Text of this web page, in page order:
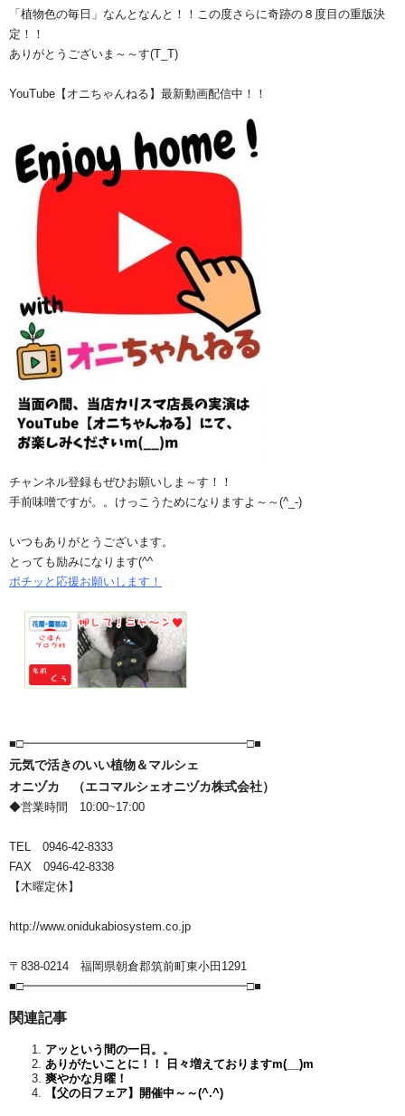
「植物色の毎日」なんとなんと！！この度さらに奇跡の８度目の重版決
定！！
ありがとうございま～～す(T_T)
YouTube【オニちゃんねる】最新動画配信中！！
チャンネル登録もぜひお願いしま～す！！
手前味噌ですが。。けっこうためになりますよ～～(^_-)
いつもありがとうございます。
とっても励みになります(^^ゞ
ポチッと応援お願いします！
■□━━━━━━━━━━━━━━━━━━━□■
元気で活きのいい植物＆マルシェ
オニヅカ （エコマルシェオニヅカ株式会社）
◆営業時間 10:00~17:00
TEL 0946-42-8333
FAX 0946-42-8338
【木曜定休】
http://www.onidukabiosystem.co.jp
〒838-0214 福岡県朝倉郡筑前町東小田1291
■□━━━━━━━━━━━━━━━━━━━□■
関連記事
アッという間の一日。。
ありがたいことに！！ 日々増えておりますm(__)m
爽やかな月曜！
【父の日フェア】開催中～～(^.^)